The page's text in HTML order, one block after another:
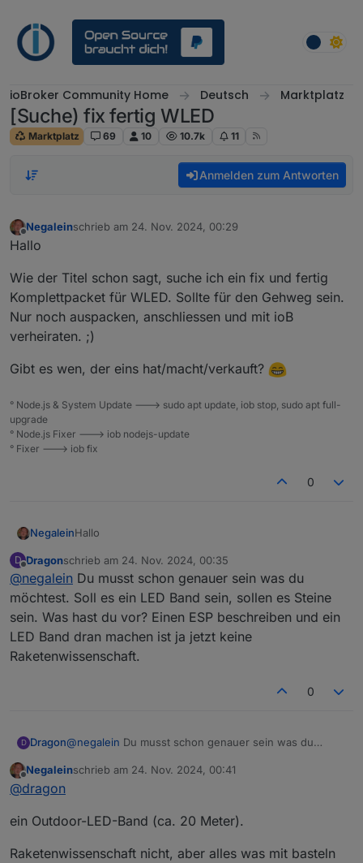
ioBroker Community Home Deutsch Marktplatz
[Suche) fix fertig WLED
Marktplatz 69 10 10.7k 11
Anmelden zum Antworten
Offline
Negaleinschrieb am 24. Nov. 2024, 00:29
zuletzt editiert von
Hallo
Wie der Titel schon sagt, suche ich ein fix und fertig
Komplettpacket für WLED. Sollte für den Gehweg sein.
Nur noch auspacken, anschliessen und mit ioB
verheiraten. ;)
Gibt es wen, der eins hat/macht/verkauft?
° Node.js & System Update ---> sudo apt update, iob stop, sudo apt full-
upgrade
° Node.js Fixer ---> iob nodejs-update
° Fixer ---> iob fix
0
NegaleinHallo
Wie der Titel schon sagt, suche ich ein fix und fertig
Komplettpacket für WLED. Sollte für den Gehweg
sein.
Nur noch auspacken, anschliessen und mit ioB
verheiraten. ;)
Gibt es wen, der eins hat/macht/verkauft?
D
Offline
Dragonschrieb am 24. Nov. 2024, 00:35
zuletzt editiert von
@negalein Du musst schon genauer sein was du
möchtest. Soll es ein LED Band sein, sollen es Steine
sein. Was hast du vor? Einen ESP beschreiben und ein
LED Band dran machen ist ja jetzt keine
Raketenwissenschaft.
0
D Dragon@negalein Du musst schon genauer sein was du
sein. Was hast du vor? Einen ESP beschreiben und ein
Offline
Negaleinschrieb am 24. Nov. 2024, 00:41
zuletzt editiert von
@dragon
ein Outdoor-LED-Band (ca. 20 Meter).
Raketenwissenschaft nicht, aber alles was mit basteln